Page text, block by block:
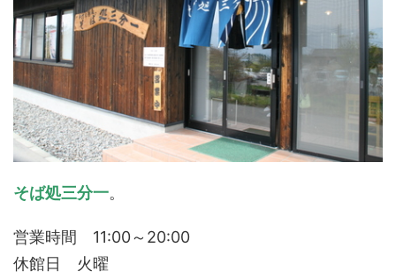
そば処三分一。
営業時間 11:00～20:00
休館日 火曜